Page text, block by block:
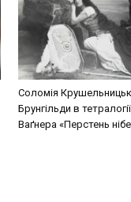
Соломія
Брунгільди в
Ваґнера «Перстень